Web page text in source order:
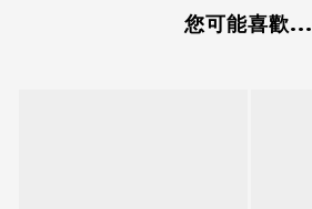
您可能喜歡...